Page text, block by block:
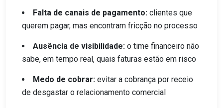
Falta de canais de pagamento: clientes que
querem pagar, mas encontram fricção no processo
Ausência de visibilidade: o time financeiro não
sabe, em tempo real, quais faturas estão em risco
Medo de cobrar: evitar a cobrança por receio
de desgastar o relacionamento comercial